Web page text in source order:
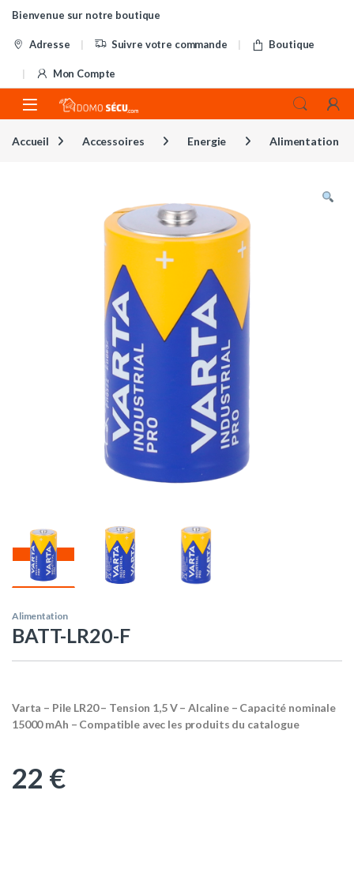
Skip to navigation
Skip to content
Bienvenue sur notre boutique
Adresse Suivre votre commande Boutique
Mon Compte
Accueil Accessoires Energie Alimentation
Alimentation
BATT-LR20-F
Varta – Pile LR20 – Tension 1,5 V – Alcaline – Capacité nominale
15000 mAh – Compatible avec les produits du catalogue
22 €